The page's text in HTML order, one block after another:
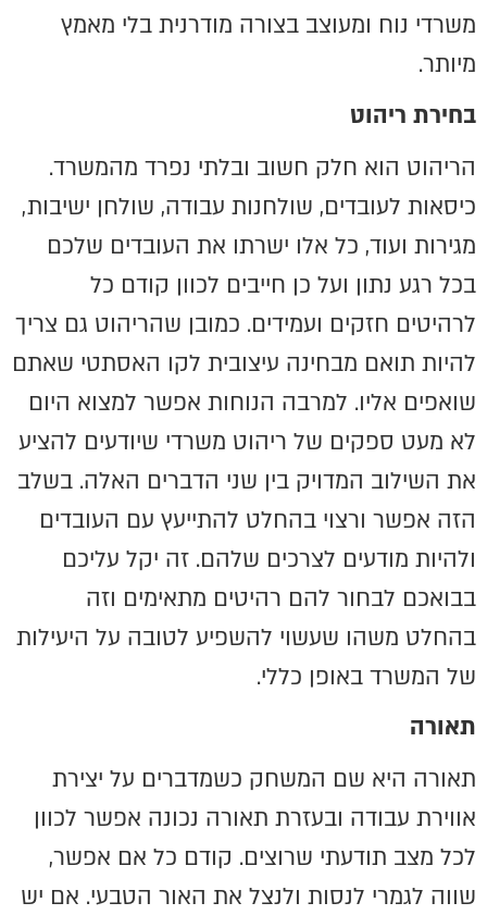
משרדי נוח ומעוצב בצורה מודרנית בלי מאמץ
מיותר.
בחירת ריהוט
הריהוט הוא חלק חשוב ובלתי נפרד מהמשרד.
כיסאות לעובדים, שולחנות עבודה, שולחן ישיבות,
מגירות ועוד, כל אלו ישרתו את העובדים שלכם
בכל רגע נתון ועל כן חייבים לכוון קודם כל
לרהיטים חזקים ועמידים. כמובן שהריהוט גם צריך
להיות תואם מבחינה עיצובית לקו האסתטי שאתם
שואפים אליו. למרבה הנוחות אפשר למצוא היום
לא מעט ספקים של ריהוט משרדי שיודעים להציע
את השילוב המדויק בין שני הדברים האלה. בשלב
הזה אפשר ורצוי בהחלט להתייעץ עם העובדים
ולהיות מודעים לצרכים שלהם. זה יקל עליכם
בבואכם לבחור להם רהיטים מתאימים וזה
בהחלט משהו שעשוי להשפיע לטובה על היעילות
של המשרד באופן כללי.
תאורה
תאורה היא שם המשחק כשמדברים על יצירת
אווירת עבודה ובעזרת תאורה נכונה אפשר לכוון
לכל מצב תודעתי שרוצים. קודם כל אם אפשר,
שווה לגמרי לנסות ולנצל את האור הטבעי. אם יש